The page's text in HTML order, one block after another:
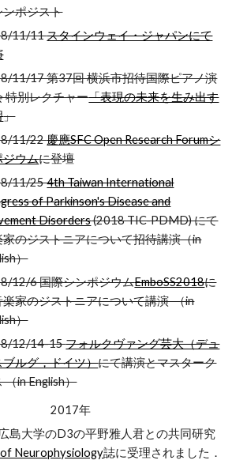
ンポジスト
11/11スタインウェイ・ジャパンにて
11/17 第37回 横浜市招待国際ピアノ演
特別レクチャー「表現の未来を生み出す
」
11/22慶應SFC Open Research Forumシ
ジウムに登壇
11/254th Taiwan International
of Parkinson's Disease and
Disorders(2018 TIC-PDMD) にて
家のジストニアについて招待講演（in
）
12/6 国際シンポジウムEmboSS2018に
楽家のジストニアについて講演 （in
）
12/14-15フォルクヴァング芸大（デュ
ブルグ，ドイツ）にて講演とマスターク
（in English）
2017年
広島大学のD3の平野雅人君との共同研究
of Neurophysiology誌に受理されました．